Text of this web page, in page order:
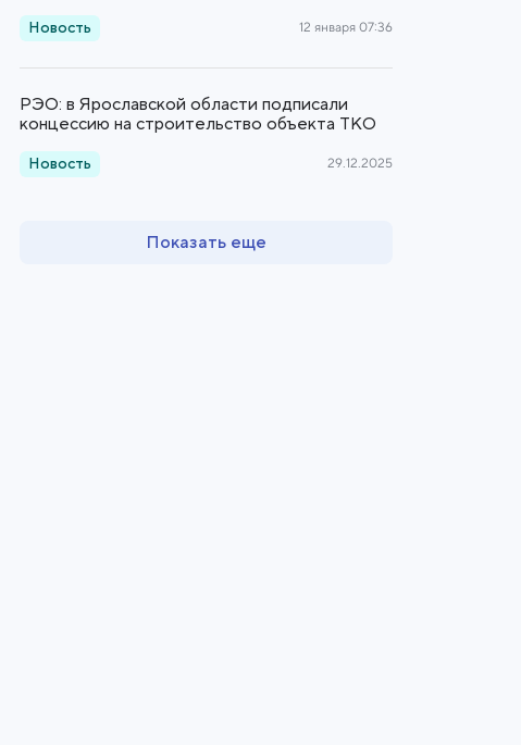
Новость 12 января 07:36
РЭО: в Ярославской области подписали
концессию на строительство объекта ТКО
Новость 29.12.2025
Показать еще